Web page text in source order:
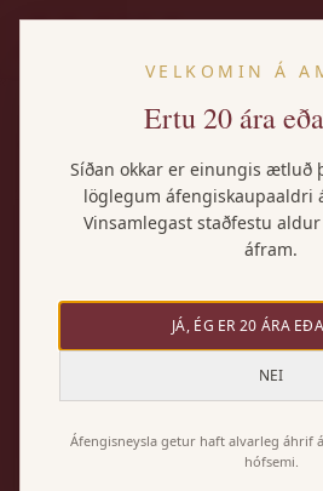
VELKOMIN Á
Ertu 20 ára
Síðan okkar er einungis ætluð
löglegum áfengiskaupaaldri
Vinsamlegast staðfestu
áfram.
JÁ, ÉG ER 20 ÁRA
NEI
Áfengisneysla getur haft alvarleg áhrif
hófsemi.